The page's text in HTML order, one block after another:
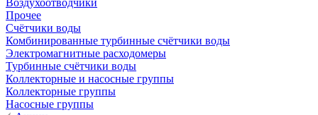
Воздухоотводчики
Прочее
Счётчики воды
Комбинированные турбинные счётчики воды
Электромагнитные расходомеры
Турбинные счётчики воды
Коллекторные и насосные группы
Коллекторные группы
Насосные группы